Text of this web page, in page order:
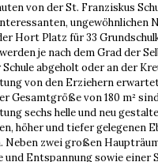
von der St. Franziskus
ungewöhnlichen
Hort Platz für 33
je nach dem Grad der
abgeholt oder an der
von den Erziehern
Gesamtgröße von 180 m²
sechs helle und neu
höher und tiefer gelegenen
Neben zwei großen
und Entspannung sowie einer